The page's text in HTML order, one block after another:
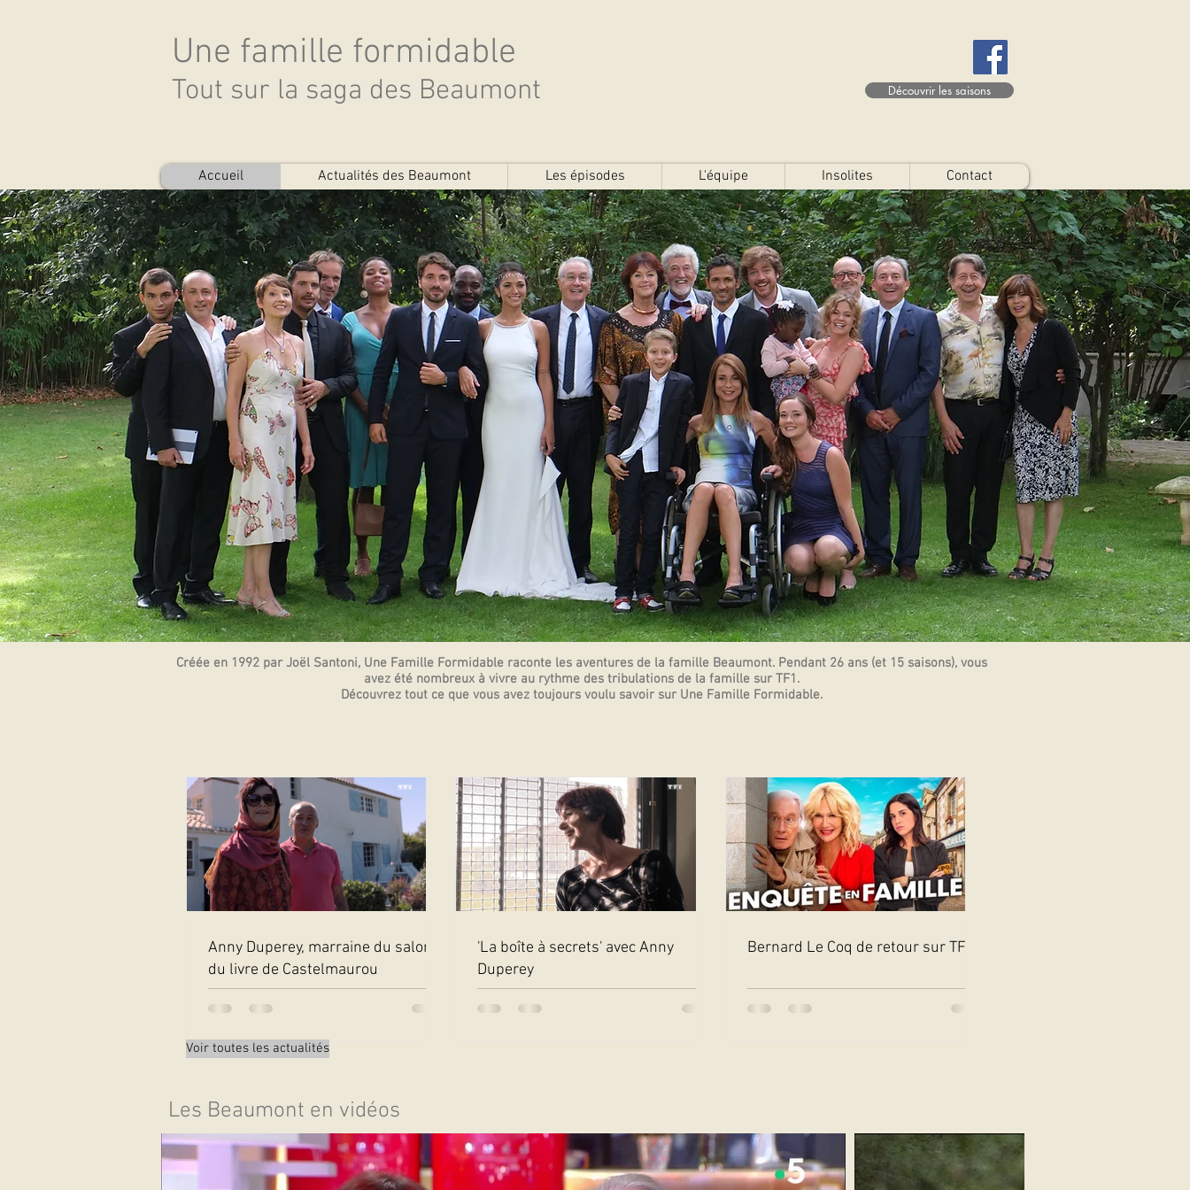
Une famille formidable
Tout sur la saga des Beaumont Découvrir les saisons
Accueil Actualités des Beaumont Les épisodes L'équipe Insolites Contact
Créée en 1992 par Joël Santoni, Une Famille Formidable raconte les aventures de la famille Beaumont. Pendant 26 ans (et 15 saisons), vous
avez été nombreux à vivre au rythme des tribulations de la famille sur TF1.
Découvrez tout ce que vous avez toujours voulu savoir sur Une Famille Formidable.
Anny Duperey, marraine du salon
du livre de Castelmaurou
'La boîte à secrets' avec Anny
Duperey
Bernard Le Coq de retour sur TF1
Voir toutes les actualités
Les Beaumont en vidéos